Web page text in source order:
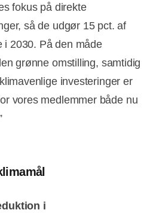
fokus på direkte
så de udgør 15 pct. af
i 2030. På den måde
grønne omstilling, samtidig
investeringer er
vores medlemmer både nu
i